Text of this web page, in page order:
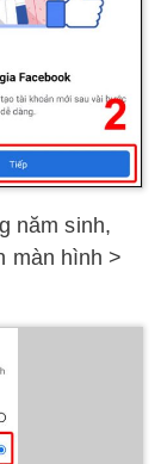
năm sinh,
màn hình >